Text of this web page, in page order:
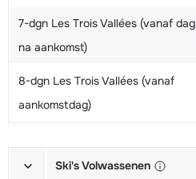
7-dgn Les Trois Vallées (vanaf dag
na aankomst)
8-dgn Les Trois Vallées (vanaf
aankomstdag)
Ski's Volwassenen